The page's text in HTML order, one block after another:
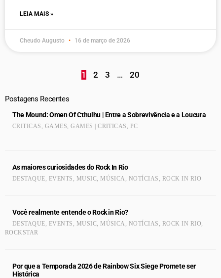
LEIA MAIS »
Cheudo Augusto 16 de março de 2026
1 2 3 … 20
Postagens Recentes
The Mound: Omen Of Cthulhu | Entre a Sobrevivência e a Loucura
CRITICAS , GAMES,GAMES | CRITICAS , PC
As maiores curiosidades do Rock In Rio
DESTAQUE, EVENTS , MUSIC,MÚSICA , NOTÍCIAS , ROCK IN RIO
Você realmente entende o Rock in Rio?
DESTAQUE, EVENTS , MUSIC,MÚSICA , NOTÍCIAS , ROCK IN RIO,
ROCKSTAR
Por que a Temporada 2026 de Rainbow Six Siege Promete ser
Histórica